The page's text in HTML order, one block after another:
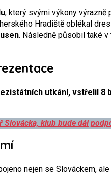
, který svými výkony výrazně
Hradiště oblékal
. Následně působil také v
utkání, vstřelil 8
Slovácka, klub bude dál
nejen se Slováckem,